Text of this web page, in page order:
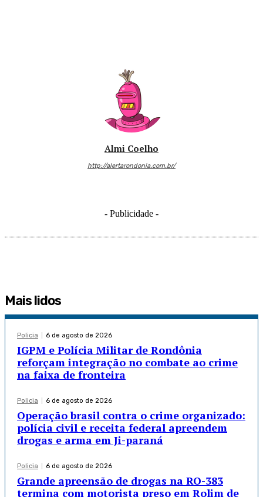
Almi Coelho
http://alertarondonia.com.br/
- Publicidade -
Mais lidos
Policia 6 de agosto de 2026
IGPM e Polícia Militar de Rondônia
reforçam integração no combate ao crime
na faixa de fronteira
Policia 6 de agosto de 2026
Operação brasil contra o crime organizado:
polícia civil e receita federal apreendem
drogas e arma em Ji-paraná
Policia 6 de agosto de 2026
Grande apreensão de drogas na RO-383
termina com motorista preso em Rolim de